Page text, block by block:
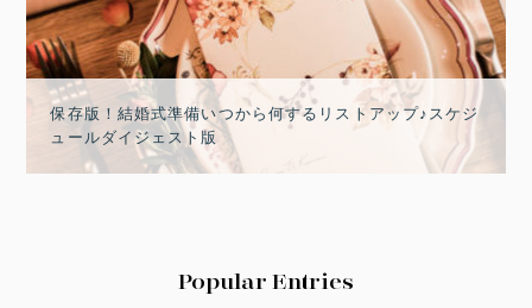
保存版！結婚式準備いつから何するリストアップ♪スケジ
ュールダイジェスト版
Popular Entries